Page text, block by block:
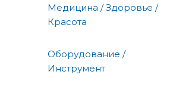
Медицина / Здоровье /
Красота
Оборудование /
Инструмент